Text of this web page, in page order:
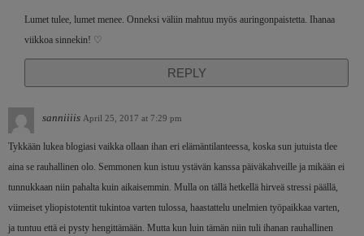
Lumet tulee, lumet menee. Onneksi väliin mahtuu myös auringonpaistetta. Ihanaa
viikkoa sinnekin! ♡
REPLY
sanniiiis April 25, 2017 at 7:29 pm
Tykkään lukea blogiasi vaikka ollaan ihan eri elämäntilanteessa, koska sun jutuista tlee
aina se rauhallinen olo. Semmonen kun istuu ystävän kanssa päiväkahveille ja mikään ei
tunnukkaan niin pahalta kuin aikaisemmin. Mulla on tällä hetkellä hirveä stressi päällä,
viimeiset yliopistotentit tukintoa varten tulossa, haastattelu unelmien työpaikkaa varten,
ja tuntuu että ei pysty hengittämään. Mutta kun luin tämän niin tuli ihanan rauhallinen